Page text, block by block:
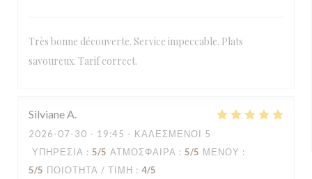
Très bonne découverte. Service impeccable. Plats
savoureux. Tarif correct.
SilvianeA
2026-07-30 - 19:45 - ΚΑΛΕΣΜΈΝΟΙ 5
ΥΠΗΡΕΣΊΑ : 5/5 ΑΤΜΌΣΦΑΙΡΑ : 5/5 ΜΕΝΟΎ :
5/5 ΠΟΙΌΤΗΤΑ / ΤΙΜΉ : 4/5